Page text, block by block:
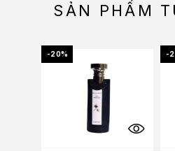
SẢN PHẨM
-20% -